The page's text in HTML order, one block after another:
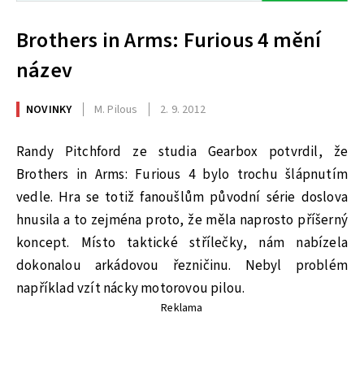
Brothers in Arms: Furious 4 mění
název
NOVINKY M. Pilous 2. 9. 2012
Randy Pitchford ze studia Gearbox potvrdil, že
Brothers in Arms: Furious 4 bylo trochu šlápnutím
vedle. Hra se totiž fanoušlům původní série doslova
hnusila a to zejména proto, že měla naprosto příšerný
koncept. Místo taktické střílečky, nám nabízela
dokonalou arkádovou řezničinu. Nebyl problém
například vzít nácky motorovou pilou.
Reklama